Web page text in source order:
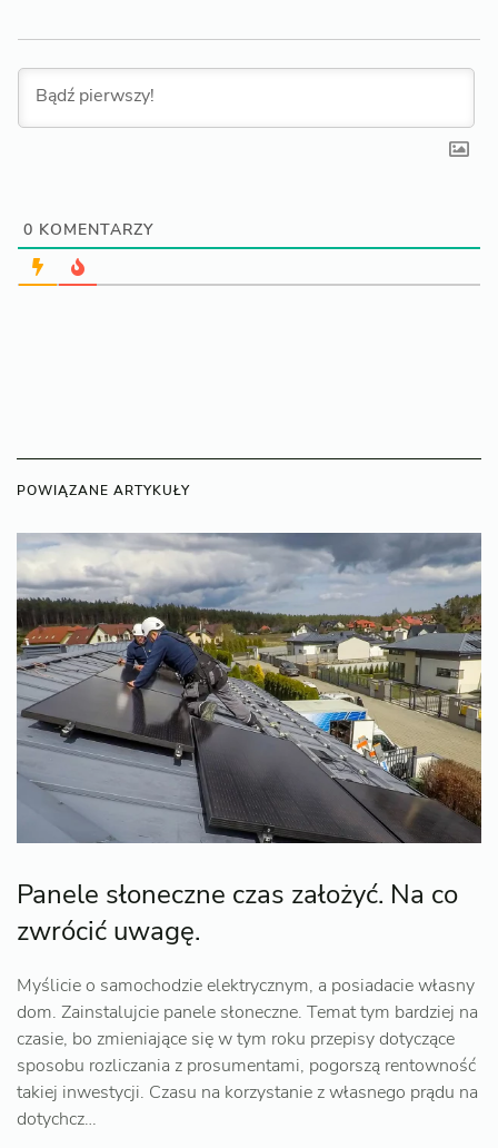
0 KOMENTARZY
POWIĄZANE ARTYKUŁY
Panele słoneczne czas założyć. Na co
zwrócić uwagę.
Myślicie o samochodzie elektrycznym, a posiadacie własny
dom. Zainstalujcie panele słoneczne. Temat tym bardziej na
czasie, bo zmieniające się w tym roku przepisy dotyczące
sposobu rozliczania z prosumentami, pogorszą rentowność
takiej inwestycji. Czasu na korzystanie z własnego prądu na
dotychcz…